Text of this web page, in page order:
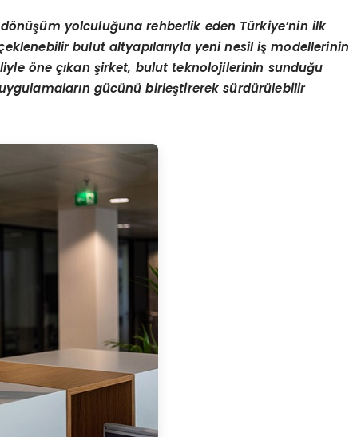
yolculuğuna rehberlik eden Türkiye’nin ilk
bulut altyapılarıyla yeni nesil iş modellerinin
öne çıkan şirket, bulut teknolojilerinin sunduğu
gücünü birleştirerek sürdürülebilir